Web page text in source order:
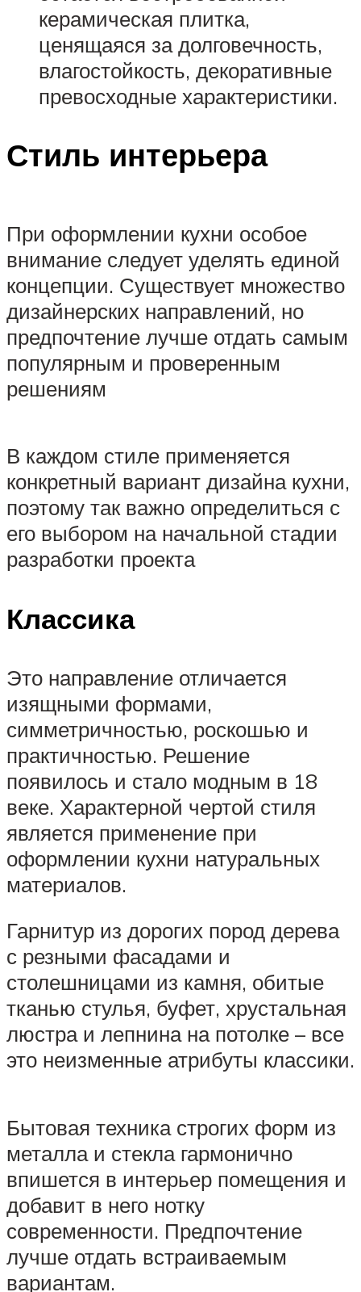
керамическая плитка,
ценящаяся за долговечность,
влагостойкость, декоративные
превосходные характеристики.
Стиль интерьера
При оформлении кухни особое
внимание следует уделять единой
концепции. Существует множество
дизайнерских направлений, но
предпочтение лучше отдать самым
популярным и проверенным
решениям
В каждом стиле применяется
конкретный вариант дизайна кухни,
поэтому так важно определиться с
его выбором на начальной стадии
разработки проекта
Классика
Это направление отличается
изящными формами,
симметричностью, роскошью и
практичностью. Решение
появилось и стало модным в 18
веке. Характерной чертой стиля
является применение при
оформлении кухни натуральных
материалов.
Гарнитур из дорогих пород дерева
с резными фасадами и
столешницами из камня, обитые
тканью стулья, буфет, хрустальная
люстра и лепнина на потолке – все
это неизменные атрибуты классики.
Бытовая техника строгих форм из
металла и стекла гармонично
впишется в интерьер помещения и
добавит в него нотку
современности. Предпочтение
лучше отдать встраиваемым
вариантам.